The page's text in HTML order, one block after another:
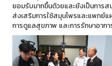
ยอมรับมากขึ้นด้วยและยังเป็นการ
ส่งเสริมการใช้สมุนไพรและแพทย์แ
การดูแลสุขภาพ และการรักษาอาก